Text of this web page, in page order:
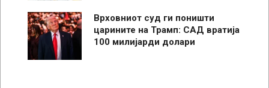
Врховниот суд ги поништи
царините на Трамп: САД вратија
100 милијарди долари